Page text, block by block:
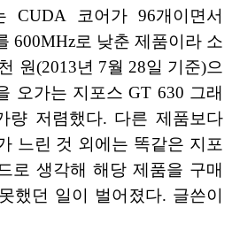
CUDA 코어가 96개이면서
600MHz로 낮춘 제품이라 소
원(2013년 7월 28일 기준)으
오가는 지포스 GT 630 그래
량 저렴했다. 다른 제품보다
느린 것 외에는 똑같은 지포
로 생각해 해당 제품을 구매
했던 일이 벌어졌다. 글쓴이